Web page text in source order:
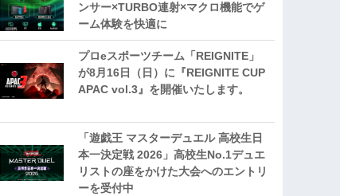
ンサー×TURBO連射×マクロ機能でゲ
ーム体験を快適に
プロeスポーツチーム「REIGNITE」
が8月16日（日）に『REIGNITE CUP
APAC vol.3』を開催いたします。
「遊戯王 マスターデュエル 高校生日
本一決定戦 2026」高校生No.1デュエ
リストの座をかけた大会へのエントリ
ーを受付中